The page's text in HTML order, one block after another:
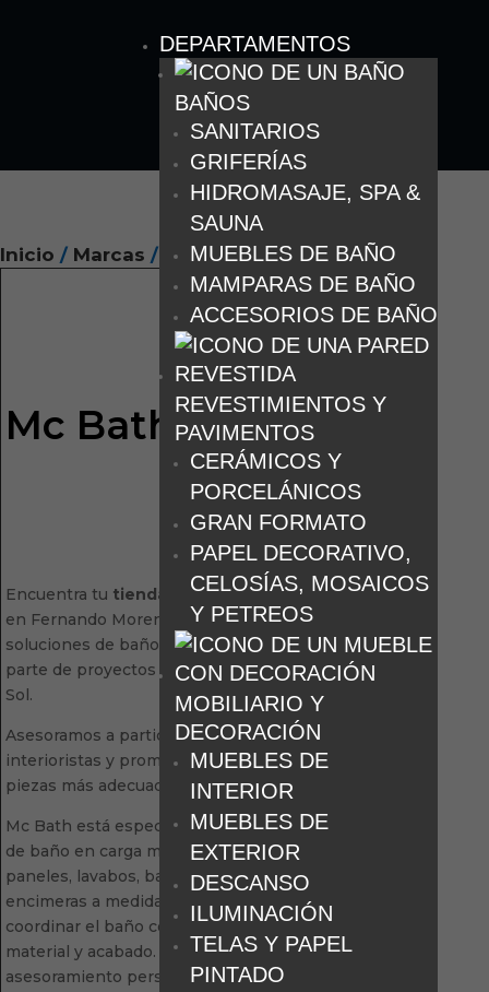
DEPARTAMENTOS
BAÑOS
SANITARIOS
GRIFERÍAS
HIDROMASAJE, SPA &
SAUNA
MUEBLES DE BAÑO
MAMPARAS DE BAÑO
ACCESORIOS DE BAÑO
REVESTIMIENTOS Y
PAVIMENTOS
CERÁMICOS Y
PORCELÁNICOS
GRAN FORMATO
PAPEL DECORATIVO,
CELOSÍAS, MOSAICOS
Y PETREOS
MOBILIARIO Y
DECORACIÓN
MUEBLES DE
INTERIOR
MUEBLES DE
EXTERIOR
DESCANSO
ILUMINACIÓN
TELAS Y PAPEL
PINTADO
Inicio / Marcas / Mc Bath Kronos
Mc Bath Kronos
Encuentra tu tienda Mc Bath en Marbella
en Fernando Moreno, donde las
soluciones de baño de la marca forman
parte de proyectos reales en la Costa del
Sol.
Asesoramos a particulares, arquitectos,
interioristas y promotores para elegir las
piezas más adecuadas a cada baño.
Mc Bath está especializada en soluciones
de baño en carga mineral: platos de ducha,
paneles, lavabos, bañeras, muebles y
encimeras a medida que permiten
coordinar el baño con continuidad de
material y acabado. Descúbrela con
asesoramiento personalizado.